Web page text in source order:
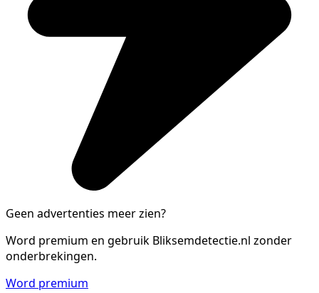
Geen advertenties meer zien?
Word premium en gebruik Bliksemdetectie.nl zonder
onderbrekingen.
Word premium